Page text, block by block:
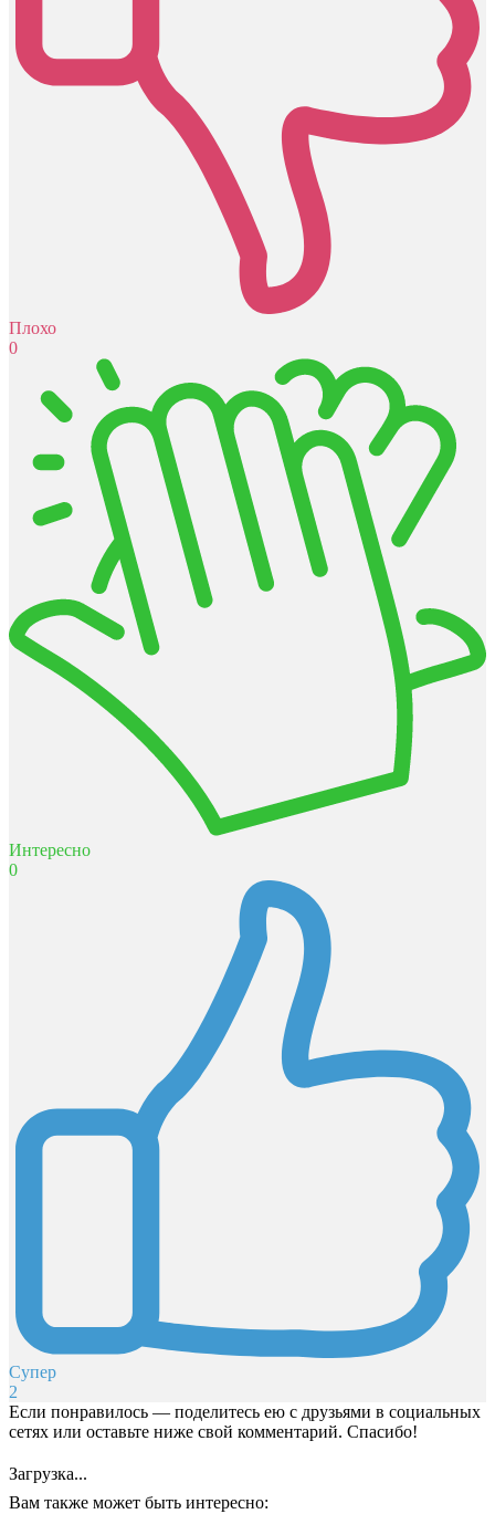
Плохо
0
Интересно
0
Супер
2
Если понравилось — поделитесь ею с друзьями в социальных
сетях или оставьте ниже свой комментарий. Спасибо!
Загрузка...
Вам также может быть интересно: